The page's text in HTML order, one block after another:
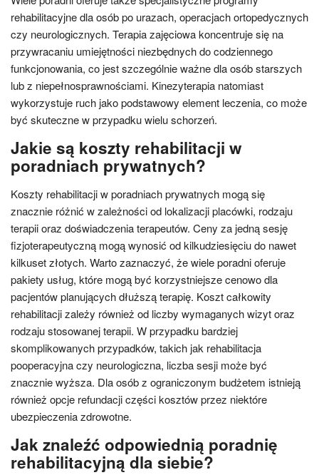
rehabilitacyjne dla osób po urazach, operacjach ortopedycznych
czy neurologicznych. Terapia zajęciowa koncentruje się na
przywracaniu umiejętności niezbędnych do codziennego
funkcjonowania, co jest szczególnie ważne dla osób starszych
lub z niepełnosprawnościami. Kinezyterapia natomiast
wykorzystuje ruch jako podstawowy element leczenia, co może
być skuteczne w przypadku wielu schorzeń.
Jakie są koszty rehabilitacji w
poradniach prywatnych?
Koszty rehabilitacji w poradniach prywatnych mogą się
znacznie różnić w zależności od lokalizacji placówki, rodzaju
terapii oraz doświadczenia terapeutów. Ceny za jedną sesję
fizjoterapeutyczną mogą wynosić od kilkudziesięciu do nawet
kilkuset złotych. Warto zaznaczyć, że wiele poradni oferuje
pakiety usług, które mogą być korzystniejsze cenowo dla
pacjentów planujących dłuższą terapię. Koszt całkowity
rehabilitacji zależy również od liczby wymaganych wizyt oraz
rodzaju stosowanej terapii. W przypadku bardziej
skomplikowanych przypadków, takich jak rehabilitacja
pooperacyjna czy neurologiczna, liczba sesji może być
znacznie wyższa. Dla osób z ograniczonym budżetem istnieją
również opcje refundacji części kosztów przez niektóre
ubezpieczenia zdrowotne.
Jak znaleźć odpowiednią poradnię
rehabilitacyjną dla siebie?